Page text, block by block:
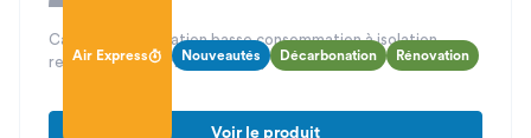
Air Express Nouveautés Décarbonation Rénovation
Caisson de ventilation basse consommation à isolation
renforcée (50 mm d’épaisseur)
Voir le produit